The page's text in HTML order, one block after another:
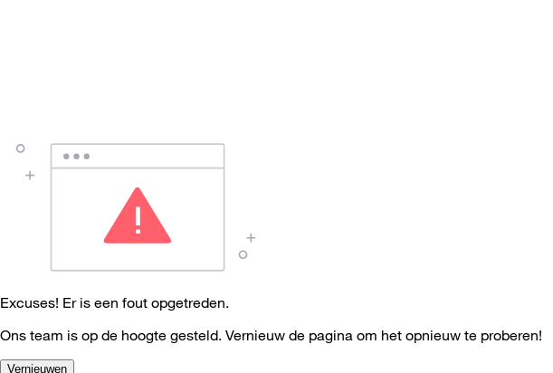
Excuses! Er is een fout opgetreden.
Ons team is op de hoogte gesteld. Vernieuw de pagina om het opnieuw te proberen!
Vernieuwen